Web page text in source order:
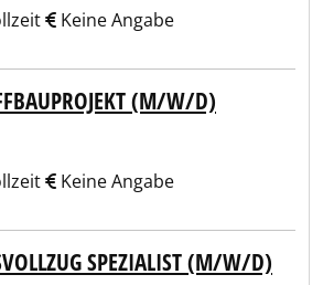
Keine Angabe
(M/W/D)
Keine Angabe
SPEZIALIST (M/W/D)